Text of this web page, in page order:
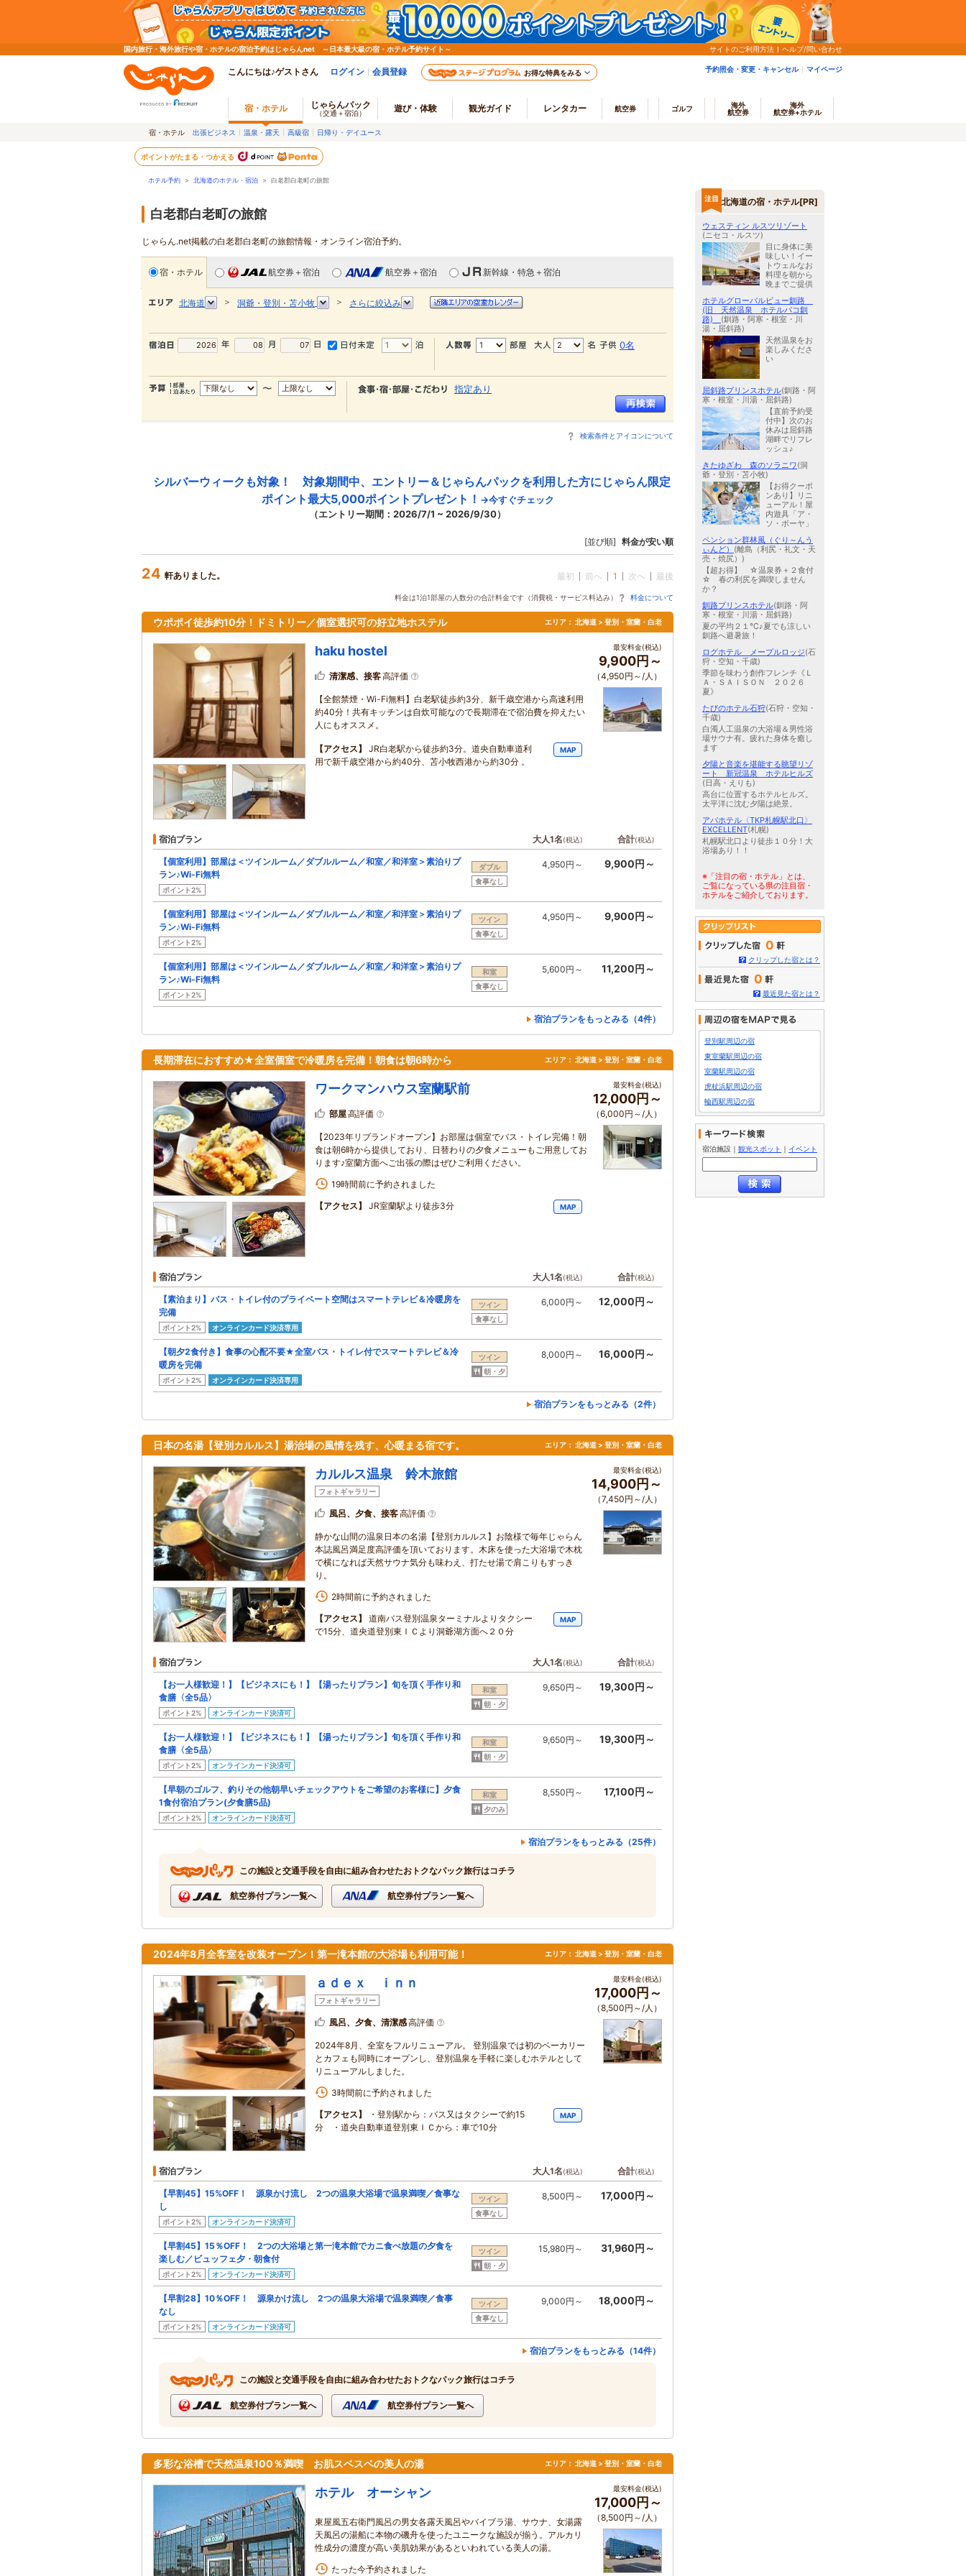
国内旅行・海外旅行や宿・ホテルの宿泊予約はじゃらんnet ～日本最大級の宿・ホテル予約サイト～ サイトのご利用方法 ヘルプ/問い合わせ
こんにちは♪ゲストさん ログイン 会員登録 お得な特典をみる 予約照会・変更・キャンセル マイページ
宿・ホテル じゃらんパック
（交通＋宿泊） 遊び・体験 観光ガイド レンタカー 航空券 ゴルフ
海外
航空券
海外
航空券+ホテル
宿・ホテル 出張ビジネス 温泉・露天 高級宿 日帰り・デイユース
ポイントがたまる・つかえる
ホテル予約 > 北海道のホテル・宿泊 > 白老郡白老町の旅館
白老郡白老町の旅館
じゃらん.net掲載の白老郡白老町の旅館情報・オンライン宿泊予約。
宿・ホテル 航空券＋宿泊 航空券＋宿泊 新幹線・特急＋宿泊
北海道 ＞ 洞爺・登別・苫小牧 ＞ さらに絞込み
0名
指定あり
検索条件とアイコンについて
シルバーウィークも対象！ 対象期間中、エントリー＆じゃらんパックを利用した方にじゃらん限定
ポイント最大5,000ポイントプレゼント！ →今すぐチェック
（エントリー期間：2026/7/1 ~ 2026/9/30）
[並び順] 料金が安い順
24 軒ありました。 最初 前へ 1 次へ 最後
料金は1泊1部屋の人数分の合計料金です（消費税・サービス料込み） 料金について
ウポポイ徒歩約10分！ドミトリー／個室選択可の好立地ホステル エリア： 北海道 > 登別・室蘭・白老
haku hostel
清潔感、接客高評価
【全館禁煙・Wi-Fi無料】白老駅徒歩約3分、新千歳空港から高速利用
約40分！共有キッチンは自炊可能なので長期滞在で宿泊費を抑えたい
人にもオススメ。
【アクセス】
JR白老駅から徒歩約3分。道央自動車道利
用で新千歳空港から約40分、苫小牧西港から約30分 。
MAP
最安料金(税込)
9,900円～
（4,950円～/人）
宿泊プラン 大人1名(税込) 合計(税込)
【個室利用】部屋は＜ツインルーム／ダブルルーム／和室／和洋室＞素泊りプ
ラン♪Wi-Fi無料
ポイント2%
ダブル
食事なし
4,950円～ 9,900円～
【個室利用】部屋は＜ツインルーム／ダブルルーム／和室／和洋室＞素泊りプ
ラン♪Wi-Fi無料
ポイント2%
ツイン
食事なし
4,950円～ 9,900円～
【個室利用】部屋は＜ツインルーム／ダブルルーム／和室／和洋室＞素泊りプ
ラン♪Wi-Fi無料
ポイント2%
和室
食事なし
5,600円～ 11,200円～
宿泊プランをもっとみる（4件）
長期滞在におすすめ★全室個室で冷暖房を完備！朝食は朝6時から エリア： 北海道 > 登別・室蘭・白老
ワークマンハウス室蘭駅前
部屋高評価
【2023年リブランドオープン】お部屋は個室でバス・トイレ完備！朝
食は朝6時から提供しており、日替わりの夕食メニューもご用意してお
ります♪室蘭方面へご出張の際はぜひご利用ください。
19時間前に予約されました
【アクセス】
JR室蘭駅より徒歩3分 MAP
最安料金(税込)
12,000円～
（6,000円～/人）
宿泊プラン 大人1名(税込) 合計(税込)
【素泊まり】バス・トイレ付のプライベート空間はスマートテレビ＆冷暖房を
完備
ポイント2% オンラインカード決済専用
ツイン
食事なし
6,000円～ 12,000円～
【朝夕2食付き】食事の心配不要★全室バス・トイレ付でスマートテレビ＆冷
暖房を完備
ポイント2% オンラインカード決済専用
ツイン
朝・夕
8,000円～ 16,000円～
宿泊プランをもっとみる（2件）
日本の名湯【登別カルルス】湯治場の風情を残す、心暖まる宿です。 エリア： 北海道 > 登別・室蘭・白老
カルルス温泉 鈴木旅館
フォトギャラリー
風呂、夕食、接客高評価
静かな山間の温泉日本の名湯【登別カルルス】お陰様で毎年じゃらん
本誌風呂満足度高評価を頂いております。木床を使った大浴場で木枕
で横になれば天然サウナ気分も味わえ、打たせ湯で肩こりもすっき
り。
2時間前に予約されました
【アクセス】
道南バス登別温泉ターミナルよりタクシー
で15分、道央道登別東ＩＣより洞爺湖方面へ２０分
MAP
最安料金(税込)
14,900円～
（7,450円～/人）
宿泊プラン 大人1名(税込) 合計(税込)
【お一人様歓迎！】【ビジネスにも！】【湯ったりプラン】旬を頂く手作り和
食膳〈全5品〉
ポイント2% オンラインカード決済可
和室
朝・夕
9,650円～ 19,300円～
【お一人様歓迎！】【ビジネスにも！】【湯ったりプラン】旬を頂く手作り和
食膳〈全5品〉
ポイント2% オンラインカード決済可
和室
朝・夕
9,650円～ 19,300円～
【早朝のゴルフ、釣りその他朝早いチェックアウトをご希望のお客様に】夕食
1食付宿泊プラン(夕食膳5品)
ポイント2% オンラインカード決済可
和室
夕のみ
8,550円～ 17,100円～
宿泊プランをもっとみる（25件）
この施設と交通手段を自由に組み合わせたおトクなパック旅行はコチラ
航空券付プラン一覧へ 航空券付プラン一覧へ
2024年8月全客室を改装オープン！第一滝本館の大浴場も利用可能！ エリア： 北海道 > 登別・室蘭・白老
ａｄｅｘ ｉｎｎ
フォトギャラリー
風呂、夕食、清潔感高評価
2024年8月、全室をフルリニューアル。 登別温泉では初のベーカリー
とカフェも同時にオープンし、登別温泉を手軽に楽しむホテルとして
リニューアルしました。
3時間前に予約されました
【アクセス】
・登別駅から：バス又はタクシーで約15
分 ・道央自動車道登別東ＩＣから：車で10分
MAP
最安料金(税込)
17,000円～
（8,500円～/人）
宿泊プラン 大人1名(税込) 合計(税込)
【早割45】15%OFF！ 源泉かけ流し 2つの温泉大浴場で温泉満喫／食事な
し
ポイント2% オンラインカード決済可
ツイン
食事なし
8,500円～ 17,000円～
【早割45】15％OFF！ 2つの大浴場と第一滝本館でカニ食べ放題の夕食を
楽しむ／ビュッフェ夕・朝食付
ポイント2% オンラインカード決済可
ツイン
朝・夕
15,980円～ 31,960円～
【早割28】10％OFF！ 源泉かけ流し 2つの温泉大浴場で温泉満喫／食事
なし
ポイント2% オンラインカード決済可
ツイン
食事なし
9,000円～ 18,000円～
宿泊プランをもっとみる（14件）
この施設と交通手段を自由に組み合わせたおトクなパック旅行はコチラ
航空券付プラン一覧へ 航空券付プラン一覧へ
多彩な浴槽で天然温泉100％満喫 お肌スベスベの美人の湯 エリア： 北海道 > 登別・室蘭・白老
ホテル オーシャン
東屋風五右衛門風呂の男女各露天風呂やバイブラ湯、サウナ、女湯露
天風呂の湯船に本物の磯舟を使ったユニークな施設が揃う。アルカリ
性成分の濃度が高い美肌効果があるといわれている美人の湯。
たった今予約されました
最安料金(税込)
17,000円～
（8,500円～/人）
北海道の宿・ホテル[PR]
ウェスティン ルスツリゾート
(ニセコ・ルスツ)
目に身体に美
味しい！イー
トウェルなお
料理を朝から
晩までご提供
ホテルグローバルビュー釧路
(旧 天然温泉 ホテルパコ釧
路) (釧路・阿寒・根室・川
湯・屈斜路)
天然温泉をお
楽しみくださ
い
屈斜路プリンスホテル(釧路・阿
寒・根室・川湯・屈斜路)
【直前予約受
付中】次のお
休みは屈斜路
湖畔でリフレ
ッシュ♪
きたゆざわ 森のソラニワ(洞
爺・登別・苫小牧)
【お得クーポ
ンあり】リニ
ューアル！屋
内遊具「ア・
ソ・ボーヤ」
ペンション群林風（ぐり～んう
ぃんど） (離島（利尻・礼文・天
売・焼尻）)
【超お得】 ☆温泉券＋２食付
☆ 春の利尻を満喫しません
か？
釧路プリンスホテル(釧路・阿
寒・根室・川湯・屈斜路)
夏の平均２１℃♪夏でも涼しい
釧路へ避暑旅！
ログホテル メープルロッジ(石
狩・空知・千歳)
季節を味わう創作フレンチ《Ｌ
Ａ・ＳＡＩＳＯＮ ２０２６
夏》
たびのホテル石狩(石狩・空知・
千歳)
白濁人工温泉の大浴場＆男性浴
場サウナ有。疲れた身体を癒し
ます
夕陽と音楽を堪能する眺望リゾ
ート 新冠温泉 ホテルヒルズ
(日高・えりも)
高台に位置するホテルヒルズ。
太平洋に沈む夕陽は絶景。
アパホテル〈TKP札幌駅北口〉
EXCELLENT(札幌)
札幌駅北口より徒歩１０分！大
浴場あり！！
※「注目の宿・ホテル」とは、
ご覧になっている県の注目宿・
ホテルをご紹介しております。
0
クリップした宿とは？
0
最近見た宿とは？
登別駅周辺の宿
東室蘭駅周辺の宿
室蘭駅周辺の宿
虎杖浜駅周辺の宿
輪西駅周辺の宿
宿泊施設 ｜ 観光スポット ｜ イベント